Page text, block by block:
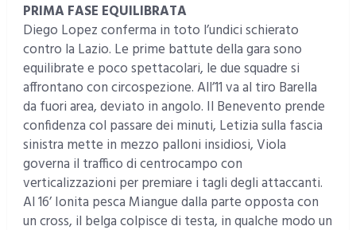
PRIMA FASE EQUILIBRATA
Diego Lopez conferma in toto l’undici schierato
contro la Lazio. Le prime battute della gara sono
equilibrate e poco spettacolari, le due squadre si
affrontano con circospezione. All’11 va al tiro Barella
da fuori area, deviato in angolo. Il Benevento prende
confidenza col passare dei minuti, Letizia sulla fascia
sinistra mette in mezzo palloni insidiosi, Viola
governa il traffico di centrocampo con
verticalizzazioni per premiare i tagli degli attaccanti.
Al 16’ Ionita pesca Miangue dalla parte opposta con
un cross, il belga colpisce di testa, in qualche modo un